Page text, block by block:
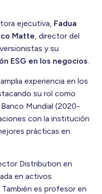
ejecutiva, Fadua
Matte, director del
y su
ESG en los negocios.
experiencia en los
su rol como
Mundial (2020-
con la institución
prácticas en
Distribution en
en activos
es profesor en